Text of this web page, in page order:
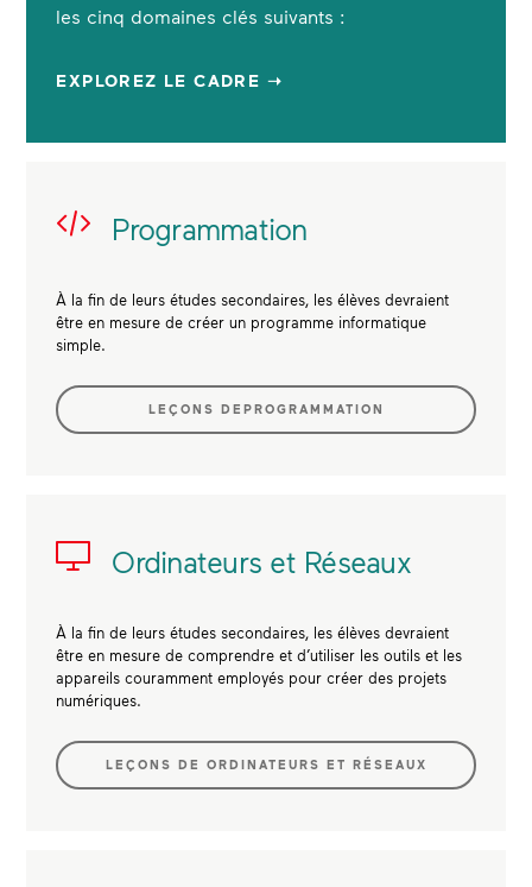
les cinq domaines clés suivants :
EXPLOREZ LE CADRE ➝
Programmation
À la fin de leurs études secondaires, les élèves devraient
être en mesure de créer un programme informatique
simple.
LEÇONS DEPROGRAMMATION
Ordinateurs et Réseaux
À la fin de leurs études secondaires, les élèves devraient
être en mesure de comprendre et d’utiliser les outils et les
appareils couramment employés pour créer des projets
numériques.
LEÇONS DE ORDINATEURS ET RÉSEAUX